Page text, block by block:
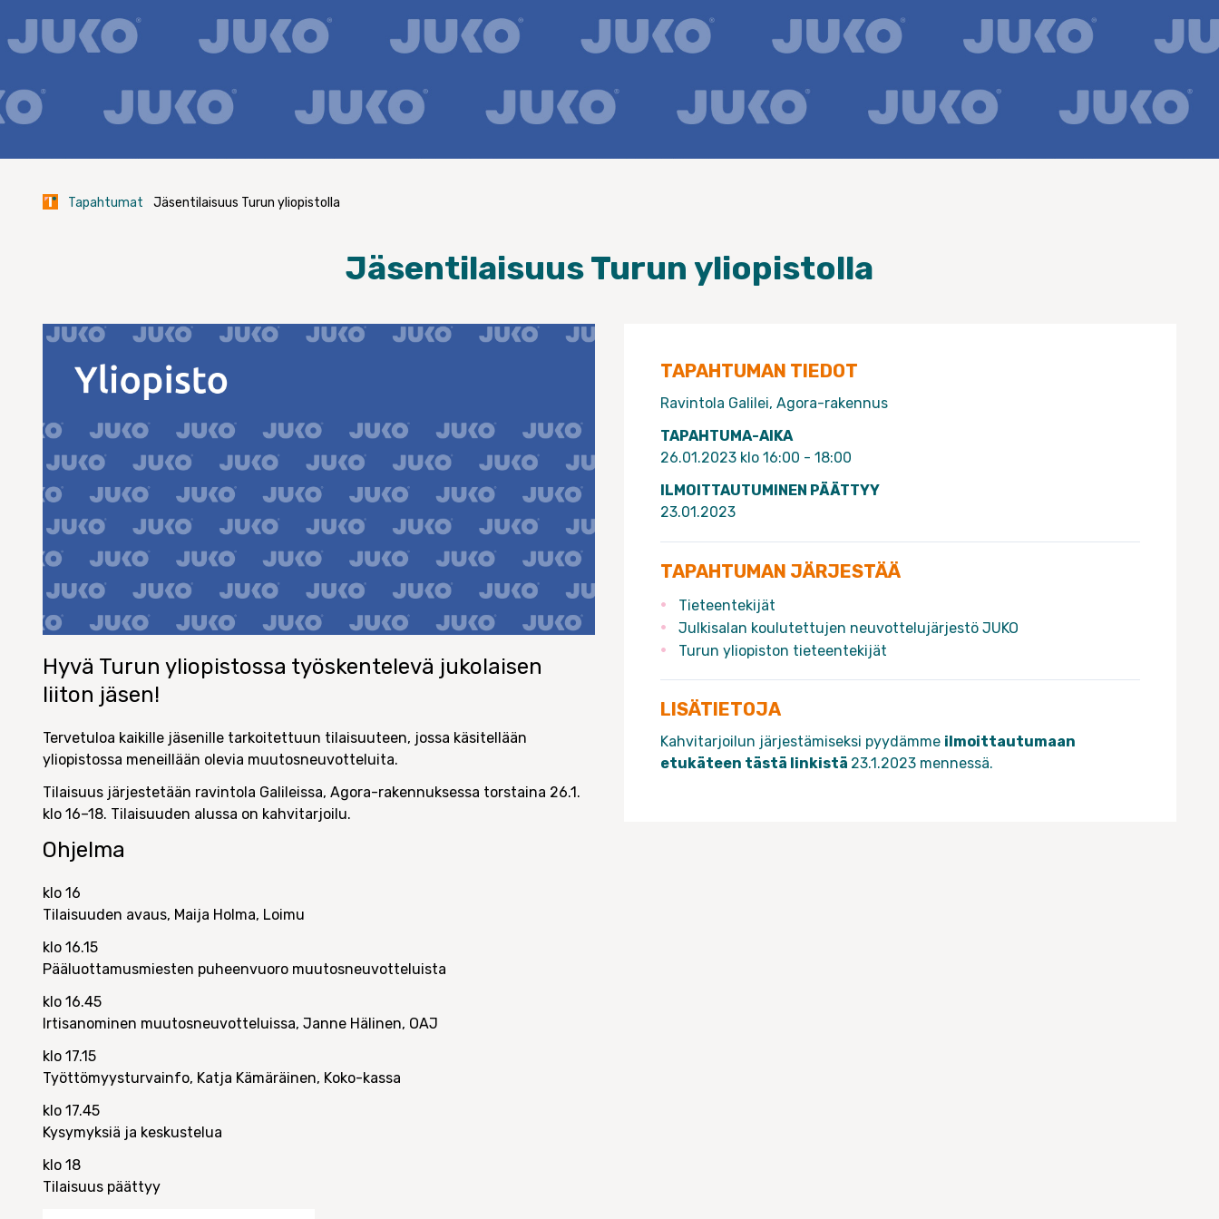
Tapahtumat Jäsentilaisuus Turun yliopistolla
Jäsentilaisuus Turun yliopistolla
Hyvä Turun yliopistossa työskentelevä jukolaisen
liiton jäsen!
Tervetuloa kaikille jäsenille tarkoitettuun tilaisuuteen, jossa käsitellään
yliopistossa meneillään olevia muutosneuvotteluita.
Tilaisuus järjestetään ravintola Galileissa, Agora-rakennuksessa torstaina 26.1.
klo 16–18. Tilaisuuden alussa on kahvitarjoilu.
Ohjelma
klo 16
Tilaisuuden avaus, Maija Holma, Loimu
klo 16.15
Pääluottamusmiesten puheenvuoro muutosneuvotteluista
klo 16.45
Irtisanominen muutosneuvotteluissa, Janne Hälinen, OAJ
klo 17.15
Työttömyysturvainfo, Katja Kämäräinen, Koko-kassa
klo 17.45
Kysymyksiä ja keskustelua
klo 18
Tilaisuus päättyy
TAPAHTUMAN TIEDOT
Ravintola Galilei, Agora-rakennus
TAPAHTUMA-AIKA
26.01.2023 klo 16:00 - 18:00
ILMOITTAUTUMINEN PÄÄTTYY
23.01.2023
TAPAHTUMAN JÄRJESTÄÄ
Tieteentekijät
Julkisalan koulutettujen neuvottelujärjestö JUKO
Turun yliopiston tieteentekijät
LISÄTIETOJA
Kahvitarjoilun järjestämiseksi pyydämme ilmoittautumaan
etukäteen tästä linkistä 23.1.2023 mennessä.